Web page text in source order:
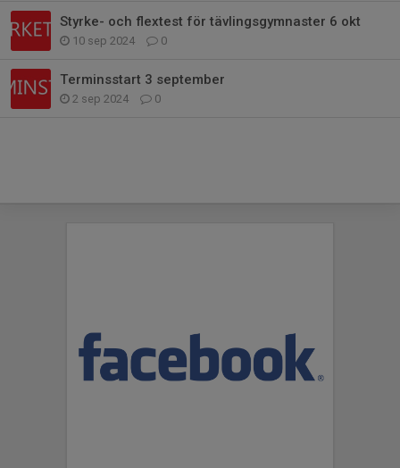
Styrke- och flextest för tävlingsgymnaster 6 okt
10 sep 2024 0
Terminsstart 3 september
2 sep 2024 0